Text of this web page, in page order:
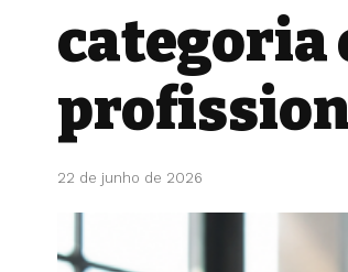
categoria
22 de junho de 2026